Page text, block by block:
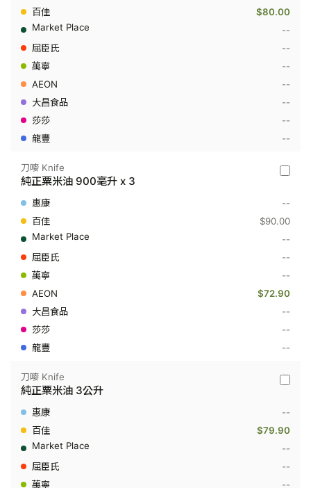
粟
900
升
$80.00
--
--
--
--
--
--
--
刀
純
粟
900
升
刀嘜 Knife
純正粟米油 900毫升 x 3
--
$90.00
--
--
--
$72.90
--
--
--
刀
純
粟
刀嘜 Knife
純正粟米油 3公升
--
$79.90
--
--
--